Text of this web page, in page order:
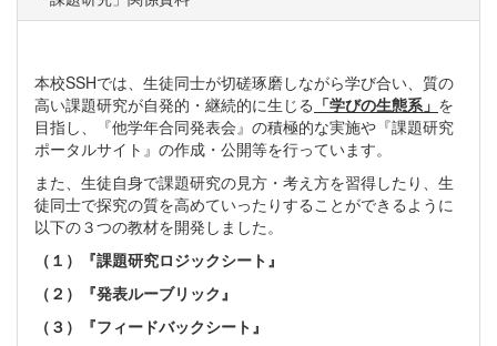
本校SSHでは、生徒同士が切磋琢磨しながら学び合い、質の
高い課題研究が自発的・継続的に生じる 「学びの生態系」 を
目指し、『他学年合同発表会』の積極的な実施や『課題研究
ポータルサイト』の作成・公開等を行っています。
また、生徒自身で課題研究の見方・考え方を習得したり、生
徒同士で探究の質を高めていったりすることができるように
以下の３つの教材を開発しました。
（１）『課題研究ロジックシート』
（２）『発表ルーブリック』
（３）『フィードバックシート』